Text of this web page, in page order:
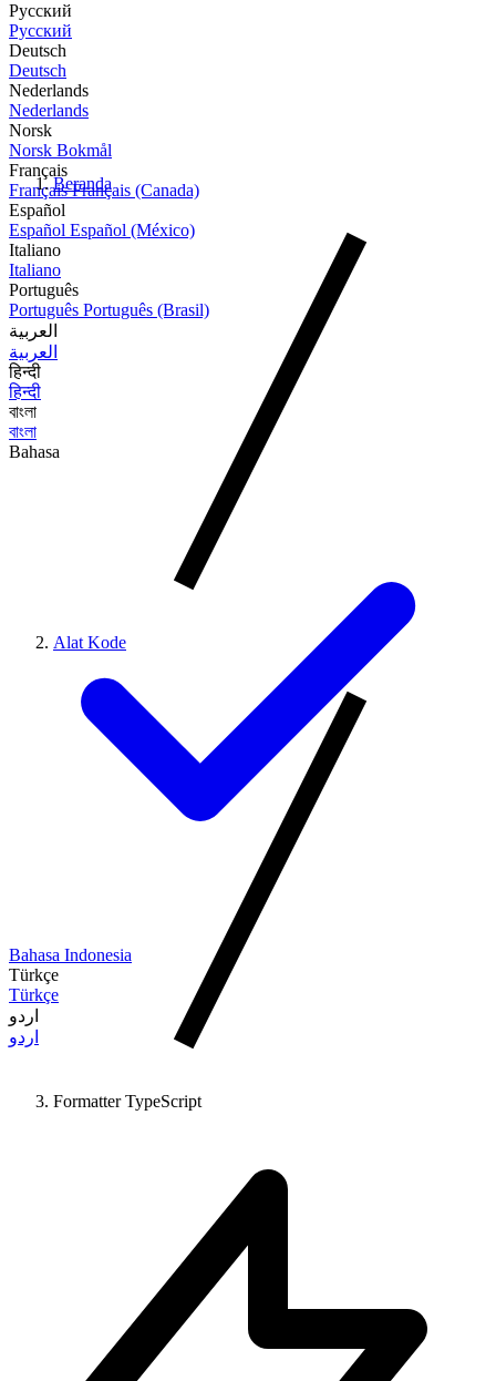
Русский
Русский
Deutsch
Deutsch
Nederlands
Nederlands
Norsk
Norsk Bokmål
Français
FrançaisFrançais (Canada)
Español
Español Español (México)
Italiano
Italiano
Português
Português Português (Brasil)
العربية
العربية
हिन्दी
हिन्दी
বাংলা
বাংলা
Bahasa
Bahasa Indonesia
Türkçe
Türkçe
اردو
اردو
Beranda
Alat Kode
Formatter TypeScript